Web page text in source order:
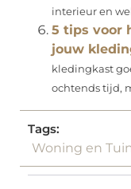
interieur en
5 tips voor
jouw
kledingkast
ochtends tijd,
Tags:
Woning en